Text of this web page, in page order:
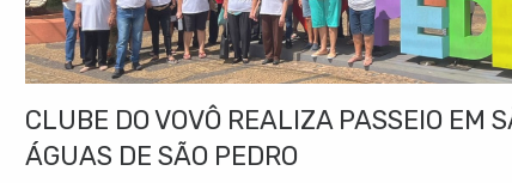
CLUBE DO VOVÔ REALIZA PASSEIO EM
ÁGUAS DE SÃO PEDRO